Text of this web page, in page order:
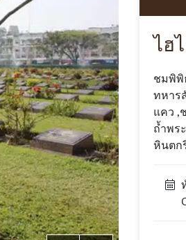
ไฮ
ชมพิพิ
ทหาร
แคว ,
ถ้ำพร
หินตก